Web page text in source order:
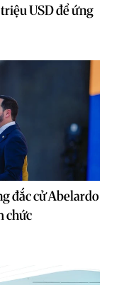
USD để ứng
đắc cử Abelardo
chức